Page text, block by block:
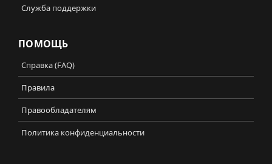
Служба поддержки
ПОМОЩЬ
Справка (FAQ)
Правила
Правообладателям
Политика конфиденциальности